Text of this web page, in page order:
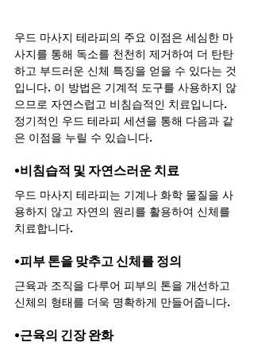
우드 마사지 테라피의 주요 이점은 세심한 마
사지를 통해 독소를 천천히 제거하여 더 탄탄
하고 부드러운 신체 특징을 얻을 수 있다는 것
입니다. 이 방법은 기계적 도구를 사용하지 않
으므로 자연스럽고 비침습적인 치료입니다.
정기적인 우드 테라피 세션을 통해 다음과 같
은 이점을 누릴 수 있습니다.
•비침습적 및 자연스러운 치료
우드 마사지 테라피는 기계나 화학 물질을 사
용하지 않고 자연의 원리를 활용하여 신체를
치료합니다.
•피부 톤을 맞추고 신체를 정의
근육과 조직을 다루어 피부의 톤을 개선하고
신체의 형태를 더욱 명확하게 만들어줍니다.
•근육의 긴장 완화